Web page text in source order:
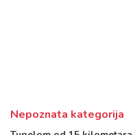
Nepoznata kategorija